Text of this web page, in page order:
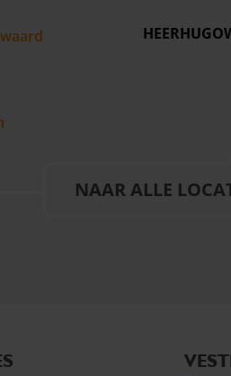
NAAR ALLE